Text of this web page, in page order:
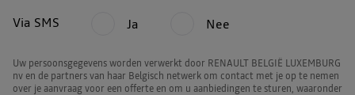
Via SMS Ja Nee
Uw persoonsgegevens worden verwerkt door RENAULT BELGIË LUXEMBURG
nv en de partners van haar Belgisch netwerk om contact met je op te nemen
over je aanvraag voor een offerte en om u aanbiedingen te sturen, waaronder